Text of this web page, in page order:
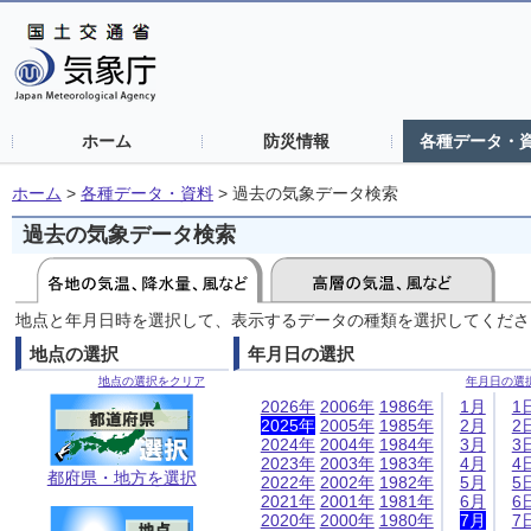
ホーム 防災情報 各種データ・
ホーム > 各種データ・資料 > 過去の気象データ検索
過去の気象データ検索
地点と年月日時を選択して、表示するデータの種類を選択してくだ
地点の選択
地点の選択をクリア
都府県・地方を選択
年月日の選択
年月日の選
2026年
2025年
2024年
2023年
2022年
2021年
2020年
2006年
2005年
2004年
2003年
2002年
2001年
2000年
1986年
1985年
1984年
1983年
1982年
1981年
1980年
1月
2月
3月
4月
5月
6月
7月
1
2
3
4
5
6
7